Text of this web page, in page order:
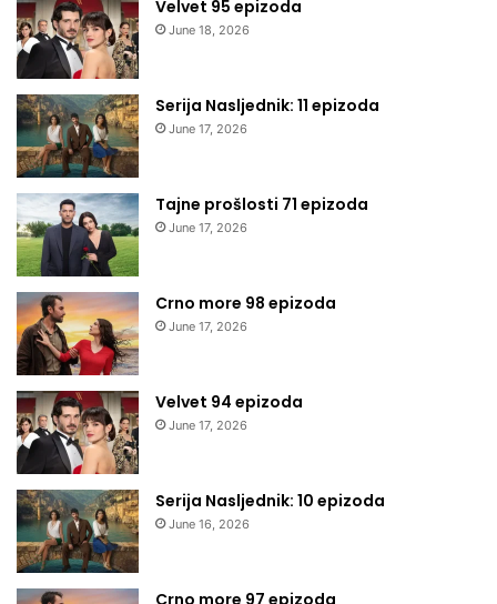
Velvet 95 epizoda
June 18, 2026
Serija Nasljednik: 11 epizoda
June 17, 2026
Tajne prošlosti 71 epizoda
June 17, 2026
Crno more 98 epizoda
June 17, 2026
Velvet 94 epizoda
June 17, 2026
Serija Nasljednik: 10 epizoda
June 16, 2026
Crno more 97 epizoda